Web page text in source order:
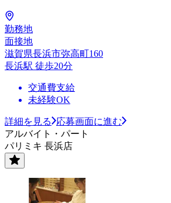
勤務地
面接地
滋賀県長浜市弥高町160
長浜駅 徒歩20分
交通費支給
未経験OK
詳細を見る
応募画面に進む
アルバイト・パート
パリミキ 長浜店